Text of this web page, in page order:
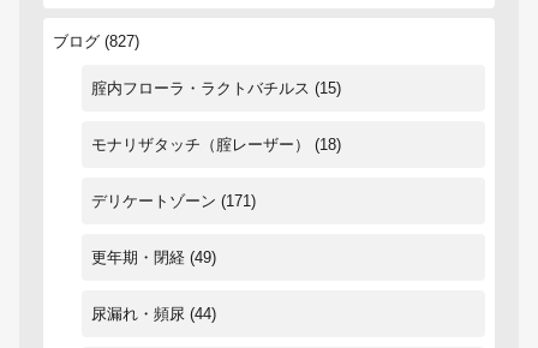
ブログ (827)
腟内フローラ・ラクトバチルス (15)
モナリザタッチ（腟レーザー） (18)
デリケートゾーン (171)
更年期・閉経 (49)
尿漏れ・頻尿 (44)